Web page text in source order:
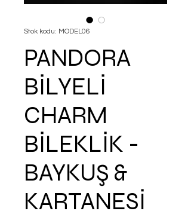
Stok kodu: MODEL06
PANDORA
BİLYELİ
CHARM
BİLEKLİK -
BAYKUŞ &
KARTANESİ